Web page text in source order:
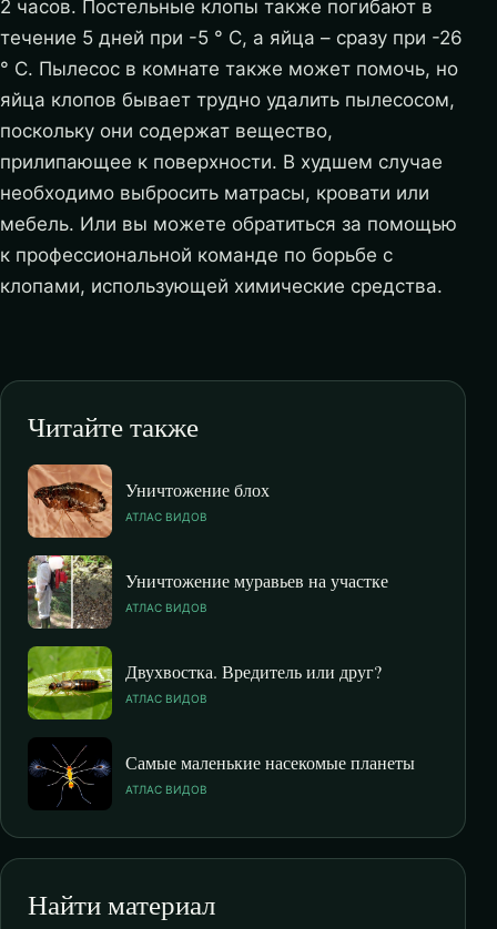
2 часов. Постельные клопы также погибают в
течение 5 дней при -5 ° C, а яйца – сразу при -26
° C. Пылесос в комнате также может помочь, но
яйца клопов бывает трудно удалить пылесосом,
поскольку они содержат вещество,
прилипающее к поверхности. В худшем случае
необходимо выбросить матрасы, кровати или
мебель. Или вы можете обратиться за помощью
к профессиональной команде по борьбе с
клопами, использующей химические средства.
Читайте также
Уничтожение блох
АТЛАС ВИДОВ
Уничтожение муравьев на участке
АТЛАС ВИДОВ
Двухвостка. Вредитель или друг?
АТЛАС ВИДОВ
Самые маленькие насекомые планеты
АТЛАС ВИДОВ
Найти материал